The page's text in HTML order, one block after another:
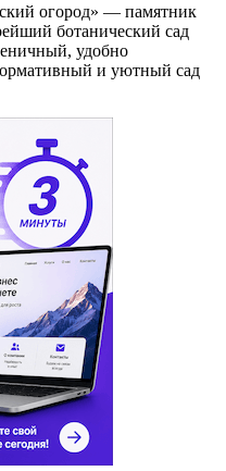
огород» — памятник
ботанический сад
удобно
и уютный сад